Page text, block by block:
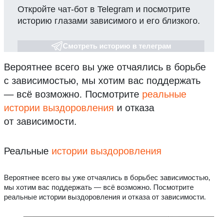
Откройте чат-бот в Telegram и посмотрите
историю глазами зависимого и его близкого.
Смотреть историю в телеграм
Вероятнее всего вы уже отчаялись в борьбе
с зависимостью, мы хотим вас поддержать
— всё возможно. Посмотрите реальные
истории выздоровления и отказа
от зависимости.
Реальные истории выздоровления
Вероятнее всего вы уже отчаялись в борьбес зависимостью,
мы хотим вас поддержать — всё возможно. Посмотрите
реальные истории выздоровления и отказа от зависимости.